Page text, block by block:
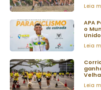
Leia
APA
o
Leia
Velha
Leia